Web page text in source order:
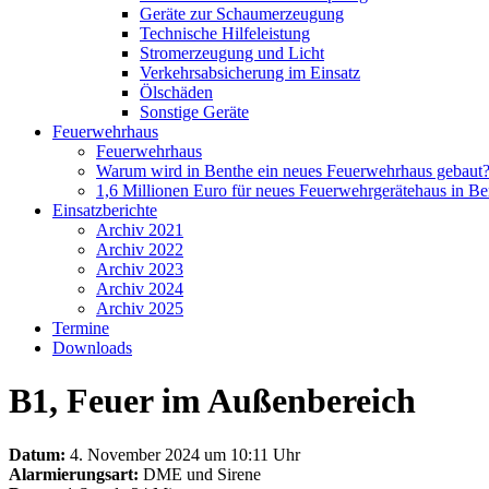
Geräte zur Schaumerzeugung
Technische Hilfeleistung
Stromerzeugung und Licht
Verkehrsabsicherung im Einsatz
Ölschäden
Sonstige Geräte
Feuerwehrhaus
Feuerwehrhaus
Warum wird in Benthe ein neues Feuerwehrhaus gebaut?
1,6 Millionen Euro für neues Feuerwehrgerätehaus in
Einsatzberichte
Archiv 2021
Archiv 2022
Archiv 2023
Archiv 2024
Archiv 2025
Termine
Downloads
B1, Feuer im Außenbereich
Datum: 4. November 2024 um 10:11 Uhr
Alarmierungsart: DME und Sirene